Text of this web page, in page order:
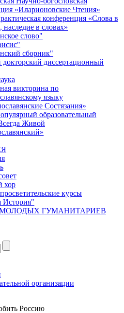
«Иларионовские Чтения»
конференция «Cлова в
наследие в словах»
слово"
сборник"
диссертационный
викторина по
языку
Состязания»
образовательный
Живой
хор
курсы
История"
ГУМАНИТАРИЕВ
организации
Россию